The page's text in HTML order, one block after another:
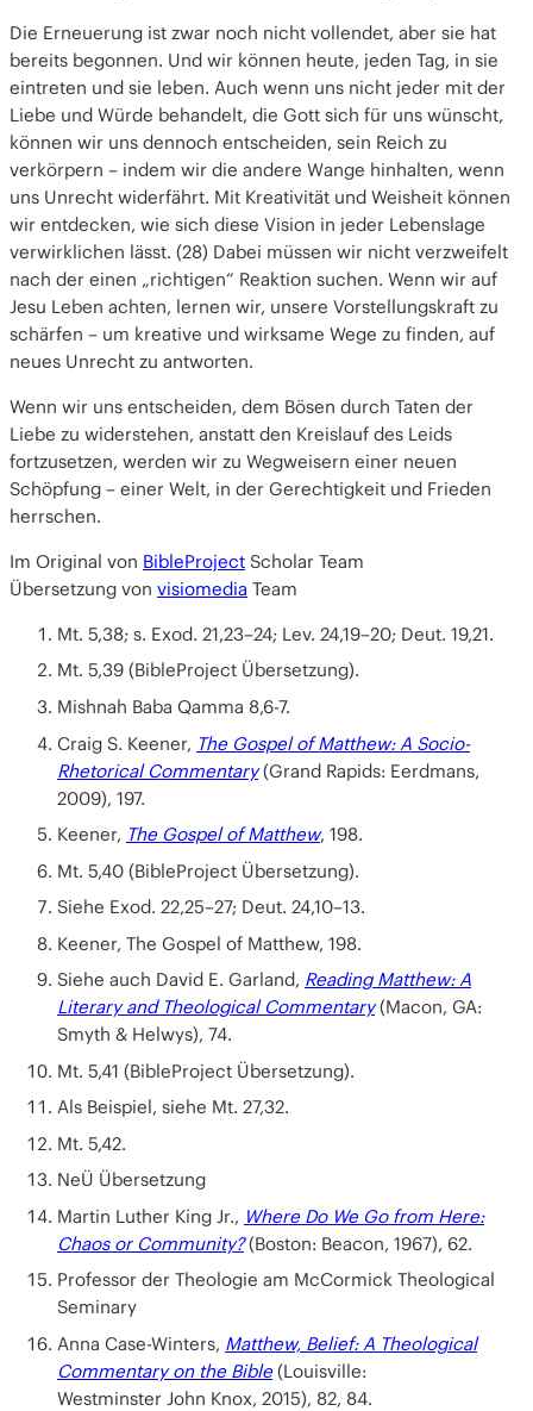
Die Erneuerung ist zwar noch nicht vollendet, aber sie hat
bereits begonnen. Und wir können heute, jeden Tag, in sie
eintreten und sie leben. Auch wenn uns nicht jeder mit der
Liebe und Würde behandelt, die Gott sich für uns wünscht,
können wir uns dennoch entscheiden, sein Reich zu
verkörpern – indem wir die andere Wange hinhalten, wenn
uns Unrecht widerfährt. Mit Kreativität und Weisheit können
wir entdecken, wie sich diese Vision in jeder Lebenslage
verwirklichen lässt. (28) Dabei müssen wir nicht verzweifelt
nach der einen „richtigen“ Reaktion suchen. Wenn wir auf
Jesu Leben achten, lernen wir, unsere Vorstellungskraft zu
schärfen – um kreative und wirksame Wege zu finden, auf
neues Unrecht zu antworten.
Wenn wir uns entscheiden, dem Bösen durch Taten der
Liebe zu widerstehen, anstatt den Kreislauf des Leids
fortzusetzen, werden wir zu Wegweisern einer neuen
Schöpfung – einer Welt, in der Gerechtigkeit und Frieden
herrschen.
Im Original von BibleProject Scholar Team
Übersetzung von visiomedia Team
Mt. 5,38; s. Exod. 21,23–24; Lev. 24,19–20; Deut. 19,21.
Mt. 5,39 (BibleProject Übersetzung).
Mishnah Baba Qamma 8,6-7.
Craig S. Keener, The Gospel of Matthew: A Socio-
Rhetorical Commentary(Grand Rapids: Eerdmans,
2009), 197.
Keener, The Gospel of Matthew, 198.
Mt. 5,40 (BibleProject Übersetzung).
Siehe Exod. 22,25–27; Deut. 24,10–13.
Keener, The Gospel of Matthew, 198.
Siehe auch David E. Garland, Reading Matthew: A
Literary and Theological Commentary(Macon, GA:
Smyth & Helwys), 74.
Mt. 5,41 (BibleProject Übersetzung).
Als Beispiel, siehe Mt. 27,32.
Mt. 5,42.
NeÜ Übersetzung
Martin Luther King Jr., Where Do We Go from Here:
Chaos or Community?(Boston: Beacon, 1967), 62.
Professor der Theologie am McCormick Theological
Seminary
Anna Case-Winters, Matthew, Belief: A Theological
Commentary on the Bible(Louisville:
Westminster John Knox, 2015), 82, 84.